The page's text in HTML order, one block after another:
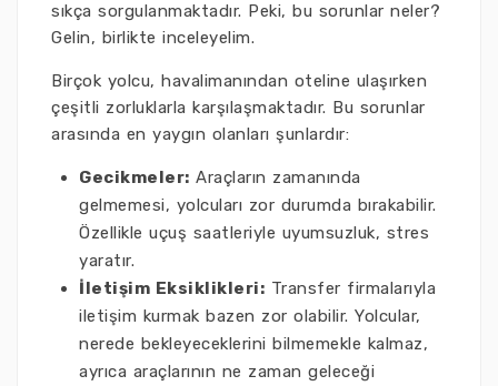
sıkça sorgulanmaktadır. Peki, bu sorunlar neler?
Gelin, birlikte inceleyelim.
Birçok yolcu, havalimanından oteline ulaşırken
çeşitli zorluklarla karşılaşmaktadır. Bu sorunlar
arasında en yaygın olanları şunlardır:
Gecikmeler: Araçların zamanında
gelmemesi, yolcuları zor durumda bırakabilir.
Özellikle uçuş saatleriyle uyumsuzluk, stres
yaratır.
İletişim Eksiklikleri: Transfer firmalarıyla
iletişim kurmak bazen zor olabilir. Yolcular,
nerede bekleyeceklerini bilmemekle kalmaz,
ayrıca araçlarının ne zaman geleceği